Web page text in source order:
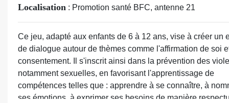
Localisation : Promotion santé BFC, antenne 21
Ce jeu, adapté aux enfants de 6 à 12 ans, vise à créer un
de dialogue autour de thèmes comme l'affirmation de soi
consentement. Il s'inscrit ainsi dans la prévention des
notamment sexuelles, en favorisant l'apprentissage de
compétences telles que : apprendre à se connaître, à
ses émotions, à exprimer ses besoins de manière